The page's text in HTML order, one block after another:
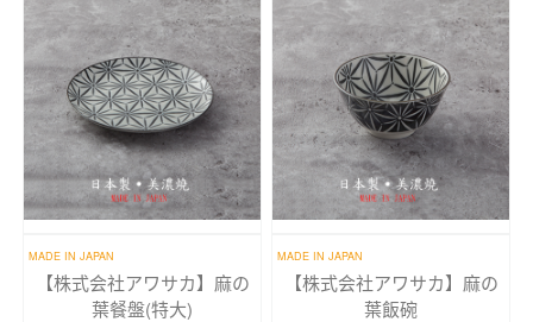
MADE IN JAPAN
【株式会社アワサカ】麻の
葉餐盤(特大)
MADE IN JAPAN
【株式会社アワサカ】麻の
葉飯碗